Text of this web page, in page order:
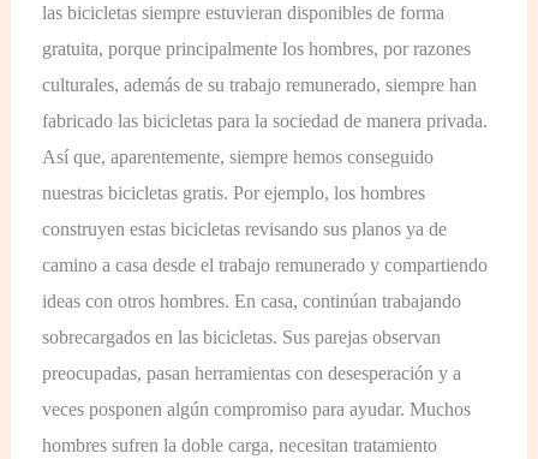
las bicicletas siempre estuvieran disponibles de forma
gratuita, porque principalmente los hombres, por razones
culturales, además de su trabajo remunerado, siempre han
fabricado las bicicletas para la sociedad de manera privada.
Así que, aparentemente, siempre hemos conseguido
nuestras bicicletas gratis. Por ejemplo, los hombres
construyen estas bicicletas revisando sus planos ya de
camino a casa desde el trabajo remunerado y compartiendo
ideas con otros hombres. En casa, continúan trabajando
sobrecargados en las bicicletas. Sus parejas observan
preocupadas, pasan herramientas con desesperación y a
veces posponen algún compromiso para ayudar. Muchos
hombres sufren la doble carga, necesitan tratamiento